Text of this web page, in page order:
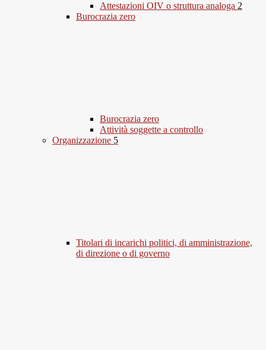
Attestazioni OIV o struttura analoga 2
Burocrazia zero
Burocrazia zero
Attività soggette a controllo
Organizzazione 5
Titolari di incarichi politici, di amministrazione,
di direzione o di governo